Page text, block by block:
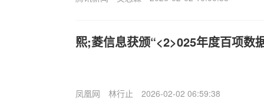
熙;菱信息获颁“<2>025年度百项数
凤凰网 林行止 2026-02-02 06:59:38